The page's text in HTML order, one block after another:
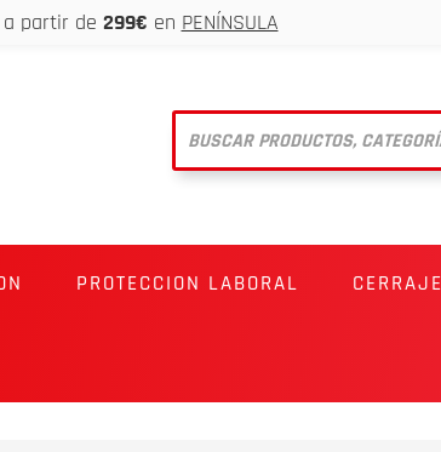
a partir de 299€ en PENÍNSULA
PROTECCION LABORAL